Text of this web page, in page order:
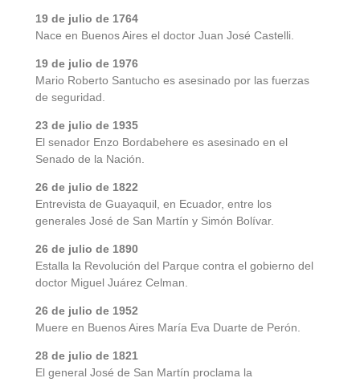
19 de julio de 1764
Nace en Buenos Aires el doctor Juan José Castelli.
19 de julio de 1976
Mario Roberto Santucho es asesinado por las fuerzas
de seguridad.
23 de julio de 1935
El senador Enzo Bordabehere es asesinado en el
Senado de la Nación.
26 de julio de 1822
Entrevista de Guayaquil, en Ecuador, entre los
generales José de San Martín y Simón Bolívar.
26 de julio de 1890
Estalla la Revolución del Parque contra el gobierno del
doctor Miguel Juárez Celman.
26 de julio de 1952
Muere en Buenos Aires María Eva Duarte de Perón.
28 de julio de 1821
El general José de San Martín proclama la